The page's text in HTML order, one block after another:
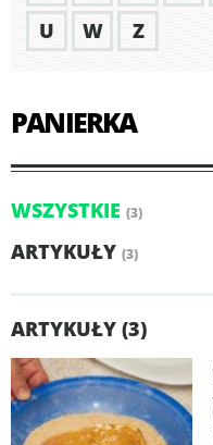
U
W Z
PANIERKA
WSZYSTKIE (3)
ARTYKUŁY (3)
ARTYKUŁY (3)